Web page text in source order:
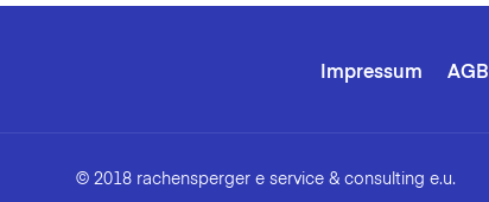
Impressum AGB
© 2018 rachensperger e service & consulting e.u.